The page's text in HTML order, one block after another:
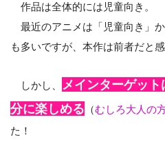
作品は全体的には児童向き。
最近のアニメは「児童向き」
も多いですが、本作は前者だと感
しかし、
メインターゲッ
分に楽しめる （むしろ大人の
た！